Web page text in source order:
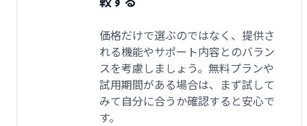
価格だけで選ぶのではなく、提供さ
れる機能やサポート内容とのバラン
スを考慮しましょう。無料プランや
試用期間がある場合は、まず試して
みて自分に合うか確認すると安心で
す。